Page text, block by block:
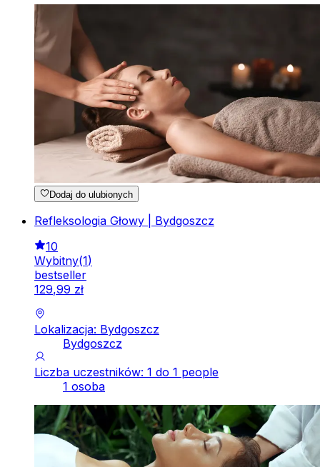
Dodaj do ulubionych
Refleksologia Głowy | Bydgoszcz
10
Wybitny(1)
bestseller
129,99 zł
Lokalizacja: Bydgoszcz
Bydgoszcz
Liczba uczestników: 1 do 1 people
1 osoba